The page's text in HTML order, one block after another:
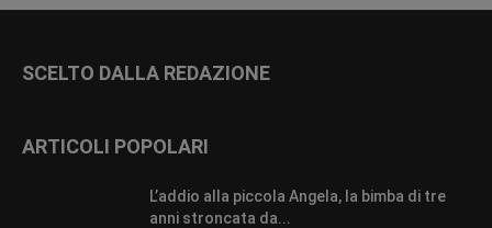
SCELTO DALLA REDAZIONE
ARTICOLI POPOLARI
L’addio alla piccola Angela, la bimba di tre
anni stroncata da...